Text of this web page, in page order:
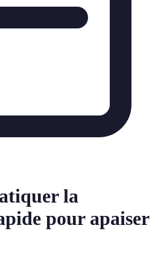
la
pour apaiser